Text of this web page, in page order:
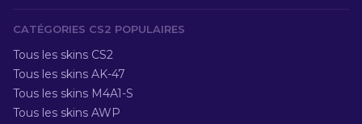
CATÉGORIES CS2 POPULAIRES
Tous les skins CS2
Tous les skins AK-47
Tous les skins M4A1-S
Tous les skins AWP